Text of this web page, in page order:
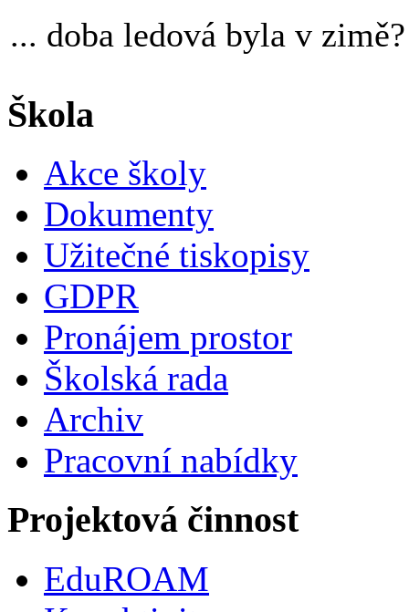
... doba ledová byla v zimě?
Škola
Akce školy
Dokumenty
Užitečné tiskopisy
GDPR
Pronájem prostor
Školská rada
Archiv
Pracovní nabídky
Projektová činnost
EduROAM